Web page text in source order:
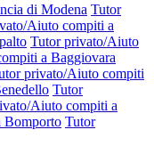
di Modena Tutor
Aiuto compiti a
Tutor privato/Aiuto
a Baggiovara
privato/Aiuto compiti
Tutor
Aiuto compiti a
Bomporto Tutor